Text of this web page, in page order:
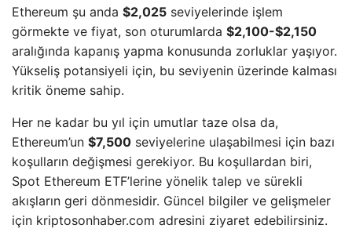
Ethereum şu anda $2,025 seviyelerinde işlem
görmekte ve fiyat, son oturumlarda $2,100-$2,150
aralığında kapanış yapma konusunda zorluklar yaşıyor.
Yükseliş potansiyeli için, bu seviyenin üzerinde kalması
kritik öneme sahip.
Her ne kadar bu yıl için umutlar taze olsa da,
Ethereum’un $7,500 seviyelerine ulaşabilmesi için bazı
koşulların değişmesi gerekiyor. Bu koşullardan biri,
Spot Ethereum ETF’lerine yönelik talep ve sürekli
akışların geri dönmesidir. Güncel bilgiler ve gelişmeler
için kriptosonhaber.com adresini ziyaret edebilirsiniz.